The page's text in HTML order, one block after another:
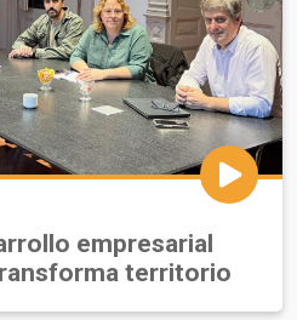
empresarial
territorio